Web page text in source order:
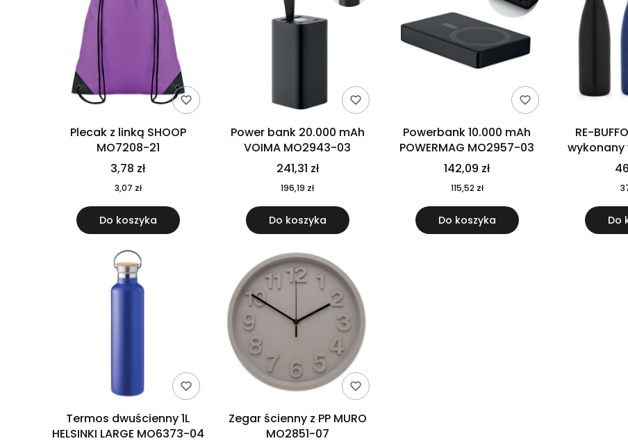
Plecak z linką SHOOP
MO7208-21
3,78 zł
3,07 zł
Do koszyka
Power bank 20.000 mAh
VOIMA MO2943-03
241,31 zł
196,19 zł
Do koszyka
Powerbank 10.000 mAh
POWERMAG MO2957-03
142,09 zł
115,52 zł
Do koszyka
RE-
wykonany
Do
Termos dwuścienny 1L
HELSINKI LARGE MO6373-04
Zegar ścienny z PP MURO
MO2851-07